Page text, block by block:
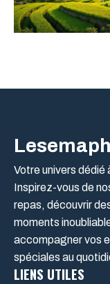
Votre univers dédié
Inspirez-vous de
repas, découvrir
moments
accompagner vos
spéciales au
LIENS UTILES